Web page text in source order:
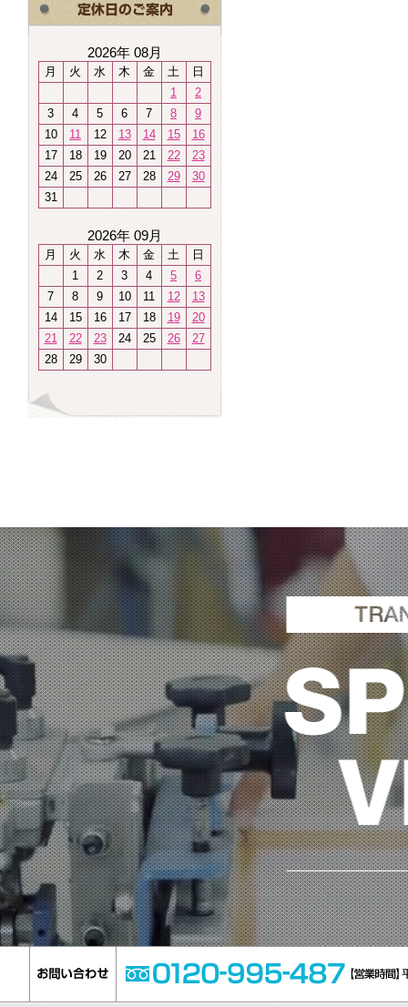
2026年 08月
月 火 水 木 金 土
日
1
2
3
4 5 6 7 8
9
10
11 12 13 14 15
16
17
18 19 20 21 22
23
24
25 26 27 28 29
30
31
2026年 09月
月 火 水 木 金 土
日
1
2 3 4 5
6
7
8 9 10 11 12
13
14
15 16 17 18 19
20
21
22 23 24 25 26
27
28
29 30